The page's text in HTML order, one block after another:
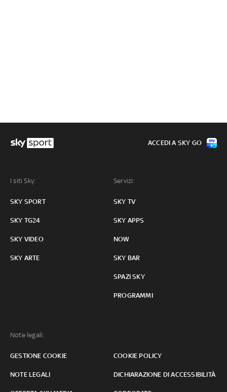
I siti Sky:
SKY SPORT
SKY TG24
SKY VIDEO
SKY ARTE
Servizi:
SKY TV
SKY APPS
NOW
SKY BAR
SPAZI SKY
PROGRAMMI
Note legali:
GESTIONE COOKIE COOKIE POLICY
NOTE LEGALI DICHIARAZIONE DI ACCESSIBILITÀ
ACCEDI A SKY GO